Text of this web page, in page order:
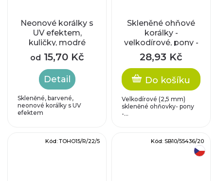
Neonové korálky s
UV efektem,
kuličky, modré
od 15,70 Kč
Detail
Skleněné, barvené,
neonové korálky s UV
efektem
Skleněné ohňové
korálky -
velkodírové, pony -
tyrkys s travertinem
(5,5x8 mm)
28,93 Kč
Do košíku
Velkodírové (2,5 mm)
skleněné ohňovky- pony
-...
Kód: TOHO15/R/22/5 Kód: SB10/55436/20